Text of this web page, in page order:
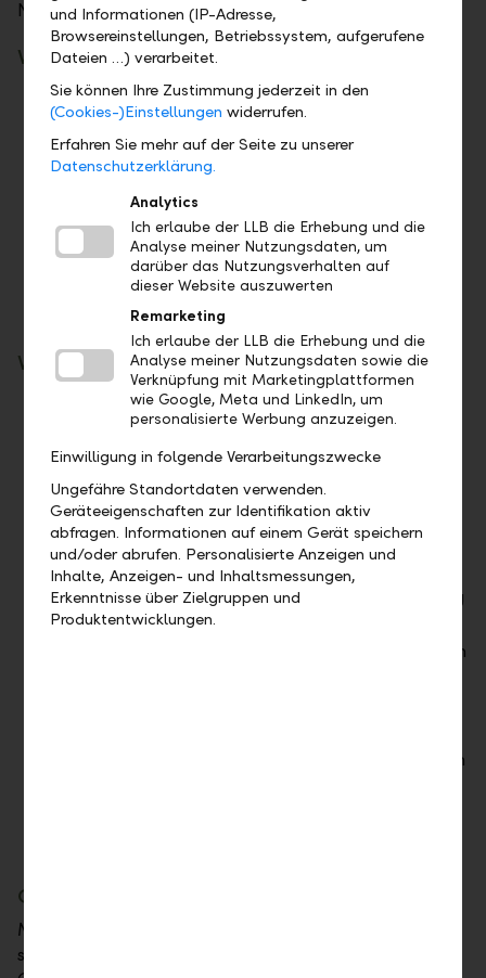
Nachrichten.
Vorteile beim Zahlen
Zahlen im Handumdrehen – schnell, einfach
Keine Karte, keine neue App und kein
Völlig kontaktlos und ohne mühsame PIN-
Eingabe
Nutzbar zwischen Personen – in der Familie
oder unter Kollegen – und auch beim
Einkaufen in LiPay-Partnergeschäften
Vorteile beim Geld anfordern
Schnell und unkompliziert elektronische
Zahlungen annehmen
Kein teures Bezahlterminal oder
Zusatzhardware nötig – ein Smartphone
reicht
Kostenfrei im privaten Zahlungsverkehr
Für Firmen kostenfrei während
Promotionsphase – danach günstigste Lösung
überhaupt
Zeitersparnis beim Kassieren – der Kunde kann
Ideale Lösung auch in Selbstbedienungszonen
Ganz einfach loslegen mit LiPay
Mit der
starten – egal ob für private Zwecke oder im
und Informationen (IP-Adresse,
Browsereinstellungen, Betriebssystem, aufgerufene
Dateien …) verarbeitet.
Sie können Ihre Zustimmung jederzeit in den
(Cookies-)Einstellungen widerrufen.
Erfahren Sie mehr auf der Seite zu unserer
Datenschutzerklärung.
Analytics
Ich erlaube der LLB die Erhebung und die
Analyse meiner Nutzungsdaten, um
darüber das Nutzungsverhalten auf
dieser Website auszuwerten
Remarketing
Ich erlaube der LLB die Erhebung und die
Analyse meiner Nutzungsdaten sowie die
Verknüpfung mit Marketingplattformen
wie Google, Meta und LinkedIn, um
personalisierte Werbung anzuzeigen.
Einwilligung in folgende Verarbeitungszwecke
Ungefähre Standortdaten verwenden.
Geräteeigenschaften zur Identifikation aktiv
abfragen. Informationen auf einem Gerät speichern
und/oder abrufen. Personalisierte Anzeigen und
Inhalte, Anzeigen- und Inhaltsmessungen,
Erkenntnisse über Zielgruppen und
Produktentwicklungen.